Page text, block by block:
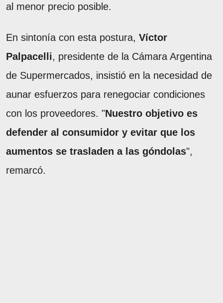
al menor precio posible.
En sintonía con esta postura, Víctor
Palpacelli, presidente de la Cámara Argentina
de Supermercados, insistió en la necesidad de
aunar esfuerzos para renegociar condiciones
con los proveedores. "Nuestro objetivo es
defender al consumidor y evitar que los
aumentos se trasladen a las góndolas",
remarcó.